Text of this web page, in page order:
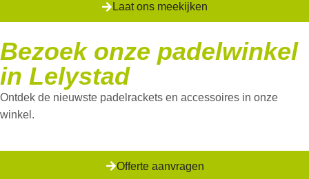
Laat ons meekijken
Bezoek onze padelwinkel
in Lelystad
Ontdek de nieuwste padelrackets en accessoires in onze
winkel.
Offerte aanvragen